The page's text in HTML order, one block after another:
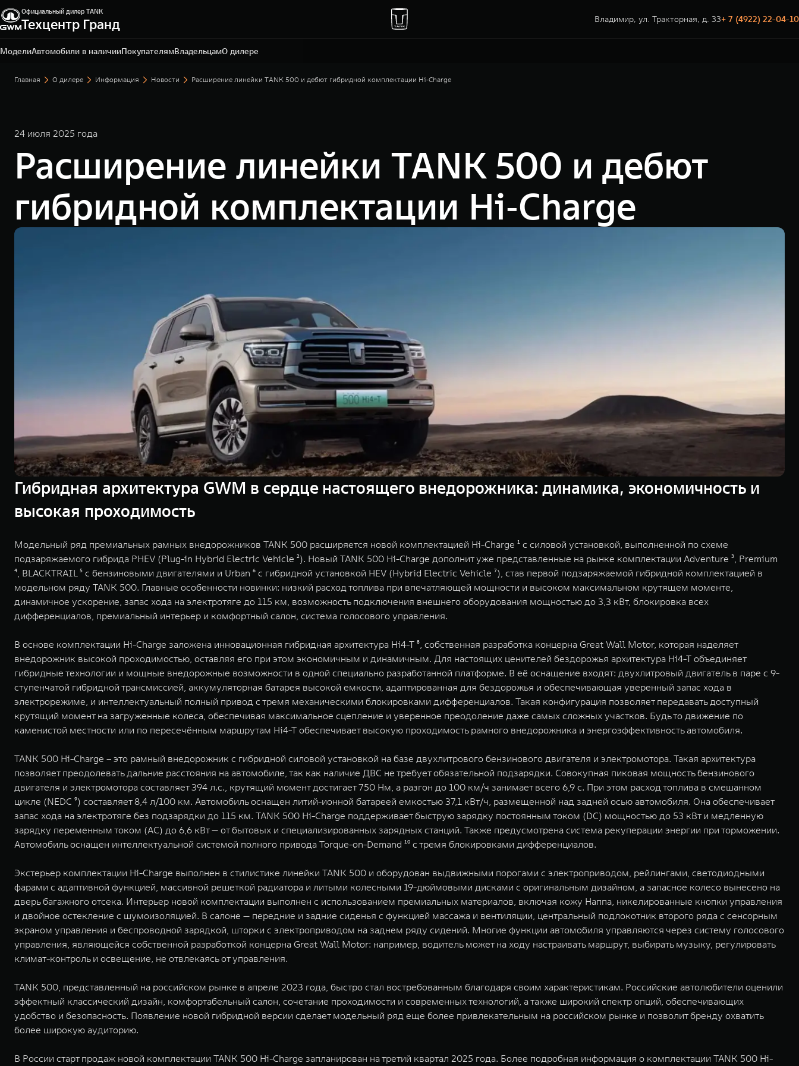
Официальный дилер TANK
Техцентр Гранд Владимир, ул. Тракторная, д. 33+ 7 (4922) 22-04-10
МоделиАвтомобили в наличииПокупателямВладельцамО дилере
Владимир, ул. Тракторная, д. 33
+ 7 (4922) 22-04-10
Главная О дилере Информация Новости Расширение линейки TANK 500 и дебют гибридной комплектации Hi‑Charge
24 июля 2025 года
Расширение линейки TANK 500 и дебют
гибридной комплектации Hi‑Charge
Гибридная архитектура GWM в сердце настоящего внедорожника: динамика, экономичность и
высокая проходимость
Модельный ряд премиальных рамных внедорожников TANK 500 расширяется новой комплектацией Hi-Charge ¹ с силовой установкой, выполненной по схеме
подзаряжаемого гибрида PHEV (Plug-in Hybrid Electric Vehicle ²). Новый TANK 500 Hi-Charge дополнит уже представленные на рынке комплектации Adventure ³, Premium
⁴, BLACKTRAIL ⁵ с бензиновыми двигателями и Urban ⁶ с гибридной установкой HEV (Hybrid Electric Vehicle ⁷), став первой подзаряжаемой гибридной комплектацией в
модельном ряду TANK 500. Главные особенности новинки: низкий расход топлива при впечатляющей мощности и высоком максимальном крутящем моменте,
динамичное ускорение, запас хода на электротяге до 115 км, возможность подключения внешнего оборудования мощностью до 3,3 кВт, блокировка всех
дифференциалов, премиальный интерьер и комфортный салон, система голосового управления.
В основе комплектации Hi-Charge заложена инновационная гибридная архитектура Hi4-T ⁸, собственная разработка концерна Great Wall Motor, которая наделяет
внедорожник высокой проходимостью, оставляя его при этом экономичным и динамичным. Для настоящих ценителей бездорожья архитектура Hi4-T объединяет
гибридные технологии и мощные внедорожные возможности в одной специально разработанной платформе. В её оснащение входят: двухлитровый двигатель в паре с 9-
ступенчатой гибридной трансмиссией, аккумуляторная батарея высокой емкости, адаптированная для бездорожья и обеспечивающая уверенный запас хода в
электрорежиме, и интеллектуальный полный привод с тремя механическими блокировками дифференциалов. Такая конфигурация позволяет передавать доступный
крутящий момент на загруженные колеса, обеспечивая максимальное сцепление и уверенное преодоление даже самых сложных участков. Будь то движение по
каменистой местности или по пересечённым маршрутам Hi4-T обеспечивает высокую проходимость рамного внедорожника и энергоэффективность автомобиля.
TANK 500 Hi-Charge – это рамный внедорожник с гибридной силовой установкой на базе двухлитрового бензинового двигателя и электромотора. Такая архитектура
позволяет преодолевать дальние расстояния на автомобиле, так как наличие ДВС не требует обязательной подзарядки. Совокупная пиковая мощность бензинового
двигателя и электромотора составляет 394 л.с., крутящий момент достигает 750 Нм, а разгон до 100 км/ч занимает всего 6,9 с. При этом расход топлива в смешанном
цикле (NEDC ⁹) составляет 8,4 л/100 км. Автомобиль оснащен литий-ионной батареей емкостью 37,1 кВт/ч, размещенной над задней осью автомобиля. Она обеспечивает
запас хода на электротяге без подзарядки до 115 км. TANK 500 Hi-Charge поддерживает быструю зарядку постоянным током (DC) мощностью до 53 кВт и медленную
зарядку переменным током (AC) до 6,6 кВт — от бытовых и специализированных зарядных станций. Также предусмотрена система рекуперации энергии при торможении.
Автомобиль оснащен интеллектуальной системой полного привода Torque-on-Demand ¹⁰ с тремя блокировками дифференциалов.
Экстерьер комплектации Hi-Charge выполнен в стилистике линейки TANK 500 и оборудован выдвижными порогами с электроприводом, рейлингами, светодиодными
фарами с адаптивной функцией, массивной решеткой радиатора и литыми колесными 19-дюймовыми дисками с оригинальным дизайном, а запасное колесо вынесено на
дверь багажного отсека. Интерьер новой комплектации выполнен с использованием премиальных материалов, включая кожу Наппа, никелированные кнопки управления
и двойное остекление с шумоизоляцией. В салоне — передние и задние сиденья с функцией массажа и вентиляции, центральный подлокотник второго ряда с сенсорным
экраном управления и беспроводной зарядкой, шторки с электроприводом на заднем ряду сидений. Многие функции автомобиля управляются через систему голосового
управления, являющейся собственной разработкой концерна Great Wall Motor: например, водитель может на ходу настраивать маршрут, выбирать музыку, регулировать
климат-контроль и освещение, не отвлекаясь от управления.
TANK 500, представленный на российском рынке в апреле 2023 года, быстро стал востребованным благодаря своим характеристикам. Российские автолюбители оценили
эффектный классический дизайн, комфортабельный салон, сочетание проходимости и современных технологий, а также широкий спектр опций, обеспечивающих
удобство и безопасность. Появление новой гибридной версии сделает модельный ряд еще более привлекательным на российском рынке и позволит бренду охватить
более широкую аудиторию.
В России старт продаж новой комплектации TANK 500 Hi-Charge запланирован на третий квартал 2025 года. Более подробная информация о комплектации TANK 500 Hi-